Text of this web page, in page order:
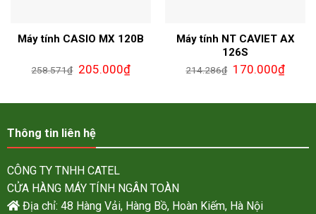
Máy tính CASIO MX 120B
258.571₫ 205.000₫
Máy tính NT CAVIET AX
126S
214.286₫ 170.000₫
Thông tin liên hệ
CÔNG TY TNHH CATEL
CỬA HÀNG MÁY TÍNH NGÂN TOÀN
Địa chỉ: 48 Hàng Vải, Hàng Bồ, Hoàn Kiếm, Hà Nội